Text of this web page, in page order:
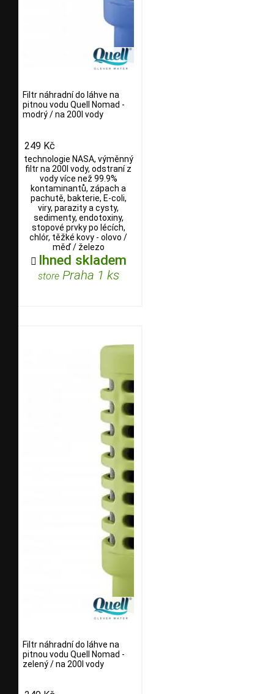
Filtr náhradní do láhve na
pitnou vodu Quell Nomad -
modrý / na 200l vody
249 Kč
technologie NASA, výměnný
filtr na 200l vody, odstraní z
vody více než 99.9%
kontaminantů, zápach a
pachutě, bakterie, E-coli,
viry, parazity a cysty,
sedimenty, endotoxiny,
stopové prvky po lécích,
chlór, těžké kovy - olovo /
měď / železo
 Ihned skladem
storePraha 1 ks
Filtr náhradní do láhve na
pitnou vodu Quell Nomad -
zelený / na 200l vody